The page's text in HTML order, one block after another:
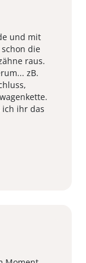
und mit
die
raus.
zB.
ich ihr das